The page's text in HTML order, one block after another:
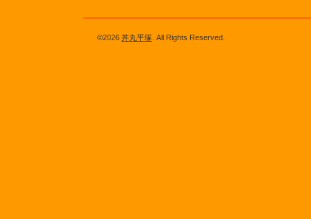
©2026 丼丸平塚 . All Rights Reserved.